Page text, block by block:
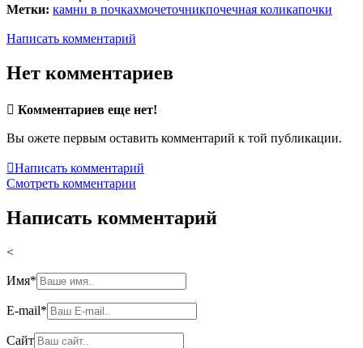
Метки: камни в почкахмочеточникпочечная коликапочки
Написать комментарий
Нет комментариев
 Комментариев еще нет!
Вы ожете первым оставить комментарий к той публикации.
Написать комментарий
Смотреть комментарии
Написать комментарий
<
Имя*
E-mail*
Сайт